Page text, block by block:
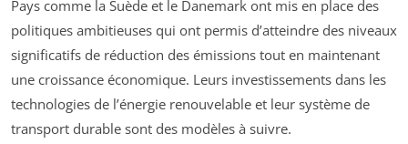
Pays comme la Suède et le Danemark ont mis en place des
politiques ambitieuses qui ont permis d’atteindre des niveaux
significatifs de réduction des émissions tout en maintenant
une croissance économique. Leurs investissements dans les
technologies de l’énergie renouvelable et leur système de
transport durable sont des modèles à suivre.